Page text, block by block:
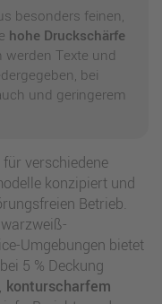
besonders feinen,
hohe Druckschärfe
werden Texte und
bei
und geringerem
verschiedene
konzipiert und
Betrieb.
Umgebungen bietet
5 % Deckung
konturscharfem